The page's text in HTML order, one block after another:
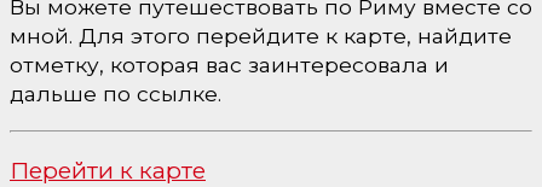
Вы можете путешествовать по Риму вместе со
мной. Для этого перейдите к карте, найдите
отметку, которая вас заинтересовала и
дальше по ссылке.
Перейти к карте